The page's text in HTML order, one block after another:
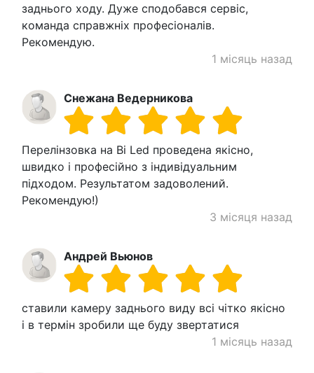
заднього ходу. Дуже сподобався сервіс,
команда справжніх професіоналів.
Рекомендую.
1 місяць назад
Снежана Ведерникова
Перелінзовка на Bi Led проведена якісно,
швидко і професійно з індивідуальним
підходом. Результатом задоволений.
Рекомендую!)
3 місяця назад
Андрей Вьюнов
ставили камеру заднього виду всі чітко якісно
і в термін зробили ще буду звертатися
1 місяць назад